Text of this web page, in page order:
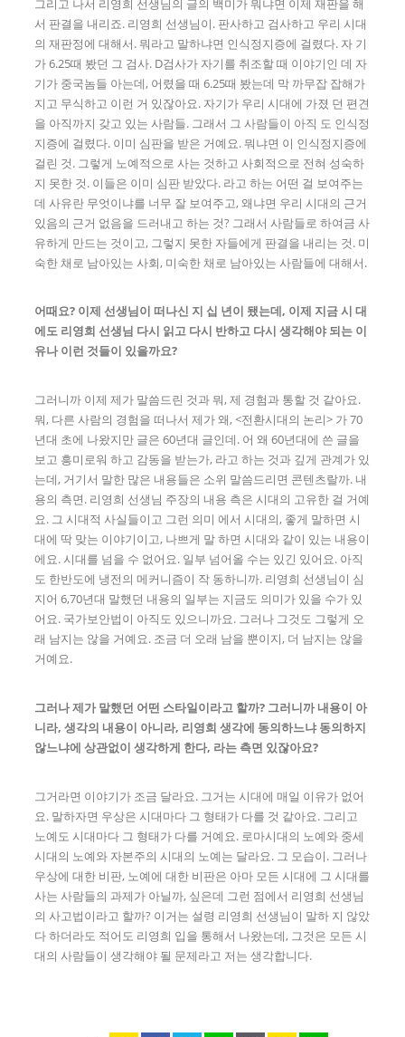
그리고 나서 리영희 선생님의 글의 백미가 뭐냐면 이제 재판을 해
서 판결을 내리죠. 리영희 선생님이. 판사하고 검사하고 우리 시대
의 재판정에 대해서. 뭐라고 말하냐면 인식정지증에 걸렸다. 자 기
가 6.25때 봤던 그 검사. D검사가 자기를 취조할 때 이야기인 데 자
기가 중국놈들 아는데, 어렸을 때 6.25때 봤는데 막 까무잡 잡해가
지고 무식하고 이런 거 있잖아요. 자기가 우리 시대에 가졌 던 편견
을 아직까지 갖고 있는 사람들. 그래서 그 사람들이 아직 도 인식정
지증에 걸렸다. 이미 심판을 받은 거예요. 뭐냐면 이 인식정지증에
걸린 것. 그렇게 노예적으로 사는 것하고 사회적으로 전혀 성숙하
지 못한 것. 이들은 이미 심판 받았다. 라고 하는 어떤 걸 보여주는
데 사유란 무엇이냐를 너무 잘 보여주고, 왜냐면 우리 시대의 근거
있음의 근거 없음을 드러내고 하는 것? 그래서 사람들로 하여금 사
유하게 만드는 것이고, 그렇지 못한 자들에게 판결을 내리는 것. 미
숙한 채로 남아있는 사회, 미숙한 채로 남아있는 사람들에 대해서.
어때요? 이제 선생님이 떠나신 지 십 년이 됐는데, 이제 지금 시 대
에도 리영희 선생님 다시 읽고 다시 반하고 다시 생각해야 되는 이
유나 이런 것들이 있을까요?
그러니까 이제 제가 말씀드린 것과 뭐, 제 경험과 통할 것 같아요.
뭐, 다른 사람의 경험을 떠나서 제가 왜, <전환시대의 논리> 가 70
년대 초에 나왔지만 글은 60년대 글인데. 어 왜 60년대에 쓴 글을
보고 흥미로워 하고 감동을 받는가, 라고 하는 것과 깊게 관계가 있
는데, 거기서 말한 많은 내용들은 소위 말씀드리면 콘텐츠랄까. 내
용의 측면. 리영희 선생님 주장의 내용 측은 시대의 고유한 걸 거예
요. 그 시대적 사실들이고 그런 의미 에서 시대의, 좋게 말하면 시
대에 딱 맞는 이야기이고, 나쁘게 말 하면 시대와 같이 있는 내용이
에요. 시대를 넘을 수 없어요. 일부 넘어올 수는 있긴 있어요. 아직
도 한반도에 냉전의 메커니즘이 작 동하니까. 리영희 선생님이 심
지어 6,70년대 말했던 내용의 일부는 지금도 의미가 있을 수가 있
어요. 국가보안법이 아직도 있으니까요. 그러나 그것도 그렇게 오
래 남지는 않을 거예요. 조금 더 오래 남을 뿐이지, 더 남지는 않을
거예요.
그러나 제가 말했던 어떤 스타일이라고 할까? 그러니까 내용이 아
니라, 생각의 내용이 아니라, 리영희 생각에 동의하느냐 동의하지
않느냐에 상관없이 생각하게 한다, 라는 측면 있잖아요?
그거라면 이야기가 조금 달라요. 그거는 시대에 매일 이유가 없어
요. 말하자면 우상은 시대마다 그 형태가 다를 것 같아요. 그리고
노예도 시대마다 그 형태가 다를 거예요. 로마시대의 노예와 중세
시대의 노예와 자본주의 시대의 노예는 달라요. 그 모습이. 그러나
우상에 대한 비판, 노예에 대한 비판은 아마 모든 시대에 그 시대를
사는 사람들의 과제가 아닐까, 싶은데 그런 점에서 리영희 선생님
의 사고법이라고 할까? 이거는 설령 리영희 선생님이 말하 지 않았
다 하더라도 적어도 리영희 입을 통해서 나왔는데, 그것은 모든 시
대의 사람들이 생각해야 될 문제라고 저는 생각합니다.